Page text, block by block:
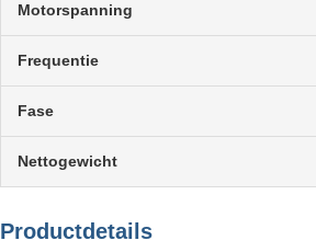
Motorspanning
Frequentie
Fase
Nettogewicht
Productdetails